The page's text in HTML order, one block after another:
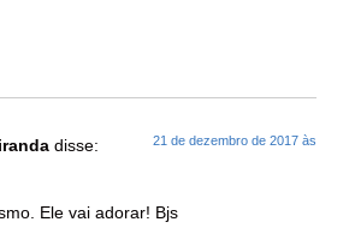
disse: 21 de dezembro de 2017 às
Ele vai adorar! Bjs